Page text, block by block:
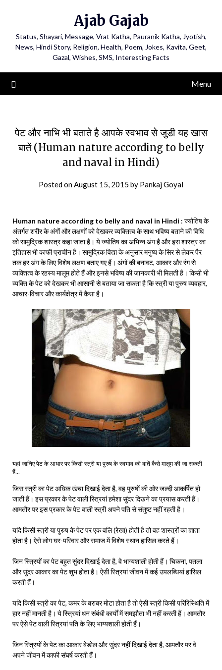
Ajab Gajab
Status, Shayari, Message, Vrat Katha, Pauranik Katha, Jyotish,
News, Hindi Story, Religion, Health, Poem, Jokes, Kavita, Geet,
Gazal, Wishes, SMS, Interesting Facts
Menu
पेट और नाभि भी बताते है आपके स्वभाव से जुडी यह खास
बातें (Human nature according to belly
and naval in Hindi)
Posted onAugust 15, 2015 by Pankaj Goyal
Human nature according to belly and naval in Hindi : ज्योतिष के
अंतर्गत शरीर के अंगों और लक्षणों को देखकर व्यक्तित्व के साथ भविष्य बताने की विधि
को सामुद्रिक शास्त्र कहा जाता है। ये ज्योतिष का अभिन्न अंग है और इस शास्त्र का
इतिहास भी काफी प्राचीन है। सामुद्रिक विद्या के अनुसार मनुष्य के सिर से लेकर पैर
तक हर अंग के लिए विशेष लक्षण बताए गए हैं। अंगों की बनावट, आकार और रंग से
व्यक्तित्व के रहस्य मालूम होते हैं और इनसे भविष्य की जानकारी भी मिलती है। किसी भी
व्यक्ति के पेट को देखकर भी आसानी से बताया जा सकता है कि स्त्री या पुरुष व्यवहार,
आचार-विचार और कार्यक्षेत्र में कैसा है।
यहां जानिए पेट के आधार पर किसी स्त्री या पुरुष के स्वभाव की बातें कैसे मालूम की जा सकती
हैं…
जिस स्त्री का पेट अधिक ऊंचा दिखाई देता है, वह पुरुषों की ओर जल्दी आकर्षित हो
जाती हैं। इस प्रकार के पेट वाली स्त्रियां हमेशा सुंदर दिखने का प्रयास करती हैं।
आमतौर पर इस प्रकार के पेट वाली स्त्री अपने पति से संतुष्ट नहीं रहती है।
यदि किसी स्त्री या पुरुष के पेट पर एक वलि (रेखा) होती है तो वह शास्त्रों का ज्ञाता
होता है। ऐसे लोग घर-परिवार और समाज में विशेष स्थान हासिल करते हैं।
जिन स्त्रियों का पेट बहुत सुंदर दिखाई देता है, वे भाग्यशाली होती हैं। चिकना, पतला
और सुंदर आकार का पेट शुभ होता है। ऐसी स्त्रियां जीवन में कई उपलब्धियां हासिल
करती हैं।
यदि किसी स्त्री का पेट, कमर के बराबर मोटा होता है तो ऐसी स्त्री किसी परिरिस्थिति में
हार नहीं मानती है। ये स्त्रियां धन संबंधी कार्यों में समझौता भी नहीं करती हैं। आमतौर
पर ऐसे पेट वाली स्त्रियां पति के लिए भाग्यशाली होती हैं।
जिन स्त्रियों के पेट का आकार बेडोल और सुंदर नहीं दिखाई देता है, आमतौर पर वे
अपने जीवन में काफी संघर्ष करती हैं।